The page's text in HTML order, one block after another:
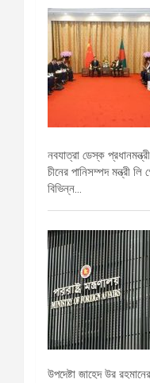
নবযাত্রা ডেস্ক
চীনের পানিসম্পদ মন্ত্রী
বিভিন্ন…
উপদেষ্টা জাহেদ উর